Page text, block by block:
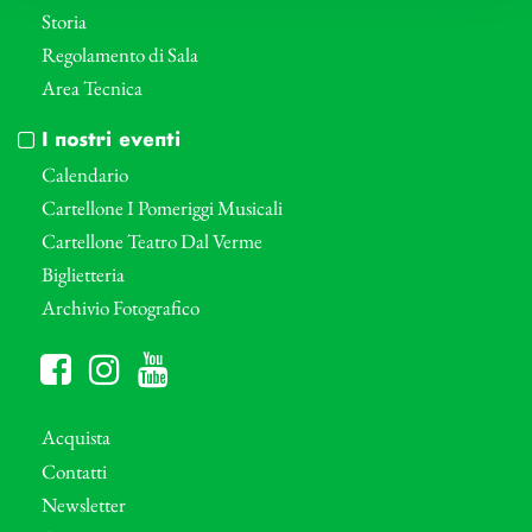
Storia
Regolamento di Sala
Area Tecnica
I nostri eventi
Calendario
Cartellone I Pomeriggi Musicali
Cartellone Teatro Dal Verme
Biglietteria
Archivio Fotografico
Acquista
Contatti
Newsletter